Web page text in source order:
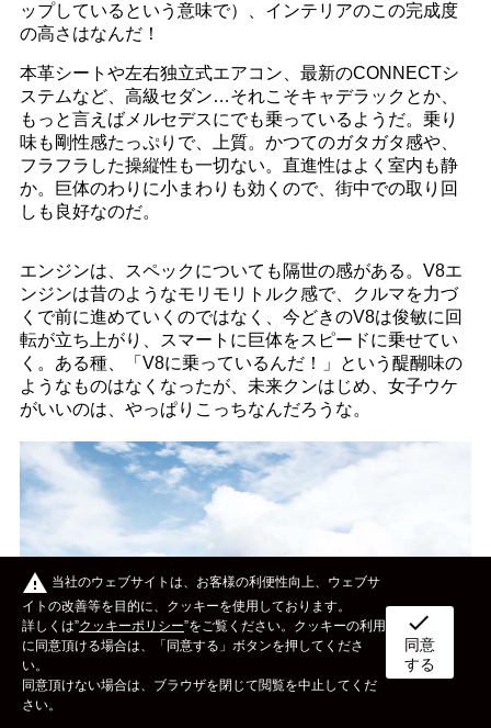
ップしているという意味で）、インテリアのこの完成度
の高さはなんだ！
本革シートや左右独立式エアコン、最新のCONNECTシ
ステムなど、高級セダン…それこそキャデラックとか、
もっと言えばメルセデスにでも乗っているようだ。乗り
味も剛性感たっぷりで、上質。かつてのガタガタ感や、
フラフラした操縦性も一切ない。直進性はよく室内も静
か。巨体のわりに小まわりも効くので、街中での取り回
しも良好なのだ。
エンジンは、スペックについても隔世の感がある。V8エ
ンジンは昔のようなモリモリトルク感で、クルマを力づ
くで前に進めていくのではなく、今どきのV8は俊敏に回
転が立ち上がり、スマートに巨体をスピードに乗せてい
く。ある種、「V8に乗っているんだ！」という醍醐味の
ようなものはなくなったが、未来クンはじめ、女子ウケ
がいいのは、やっぱりこっちなんだろうな。
ボディタイプ メーカー カスタム&メンテナンス
warning 当社のウェブサイトは、お客様の利便性向上、ウェブサ
イトの改善等を目的に、クッキーを使用しております。
詳しくは”クッキーポリシー”をご覧ください。クッキーの利用
に同意頂ける場合は、「同意する」ボタンを押してくださ
い。
同意頂けない場合は、ブラウザを閉じて閲覧を中止してくだ
さい。
check
同意
する